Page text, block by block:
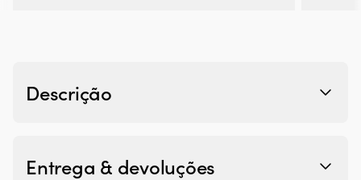
Descrição
Entrega & devoluções